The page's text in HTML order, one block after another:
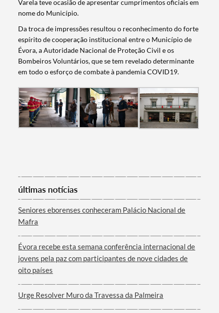
Termo de Pesquisa
Categorias gerais
Filtros
Varela teve ocasião de apresentar cumprimentos oficiais em
nome do Município.
Da troca de impressões resultou o reconhecimento do forte
espírito de cooperação institucional entre o Município de
Évora, a Autoridade Nacional de Proteção Civil e os
Bombeiros Voluntários, que se tem revelado determinante
em todo o esforço de combate à pandemia COVID19.
últimas notícias
Seniores eborenses conheceram Palácio Nacional de
Mafra
Évora recebe esta semana conferência internacional de
jovens pela paz com participantes de nove cidades de
oito países
Urge Resolver Muro da Travessa da Palmeira